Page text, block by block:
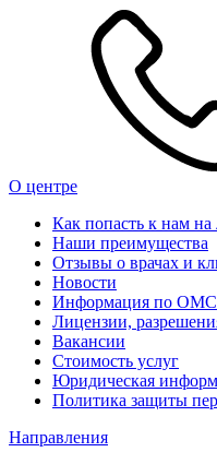
О центре
Как попасть к нам на
Наши преимущества
Отзывы о врачах и
Новости
Информация по ОМС
Лицензии,
Вакансии
Стоимость услуг
Юридическая
Политика защиты
Направления